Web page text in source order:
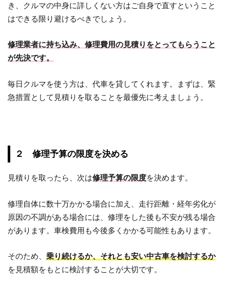
き、クルマの中身に詳しくない方はご自身で直すということ
はできる限り避けるべきでしょう。
修理業者に持ち込み、修理費用の見積りをとってもらうこと
が先決です。
毎日クルマを使う方は、代車を貸してくれます。まずは、緊
急措置として見積りを取ることを最優先に考えましょう。
２ 修理予算の限度を決める
見積りを取ったら、次は修理予算の限度を決めます。
修理自体に数十万かかる場合に加え、走行距離・経年劣化が
原因の不調がある場合には、修理をした後も不安が残る場合
があります。車検費用も今後多くかかる可能性もあります。
そのため、乗り続けるか、それとも安い中古車を検討するか
を見積額をもとに検討することが大切です。